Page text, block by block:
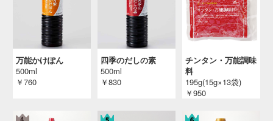
万能かけぽん
500ml
￥760
四季のだしの素
500ml
￥830
チンタン・万能調味
料
195g(15g×13袋)
￥950